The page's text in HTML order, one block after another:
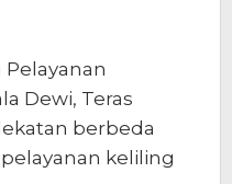
Dewi, Teras
berbeda
keliling